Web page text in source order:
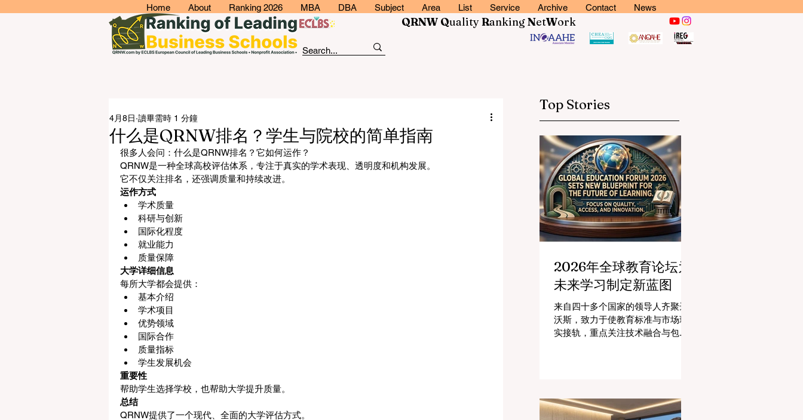
Home About Ranking 2026 MBA DBA Subject Area List Service Archive Contact News
QRNW QualityRankingNetWork
什么是QRNW排名？学生与院校的简单指南
4月8日 讀畢需時 1 分鐘
很多人会问：什么是QRNW排名？它如何运作？
QRNW是一种全球高校评估体系，专注于真实的学术表现、透明度和机构发展。
它不仅关注排名，还强调质量和持续改进。
运作方式
学术质量
科研与创新
国际化程度
就业能力
质量保障
大学详细信息
每所大学都会提供：
基本介绍
学术项目
优势领域
国际合作
质量指标
学生发展机会
重要性
帮助学生选择学校，也帮助大学提升质量。
总结
QRNW提供了一个现代、全面的大学评估方式。
Top Stories
2026年全球教育论坛为
未来学习制定新蓝图
来自四十多个国家的领导人齐聚达
沃斯，致力于使教育标准与市场现
实接轨，重点关注技术融合与包容
议中心，共同探讨学习领域最紧迫
的挑战与机遇。在这一关键时刻举